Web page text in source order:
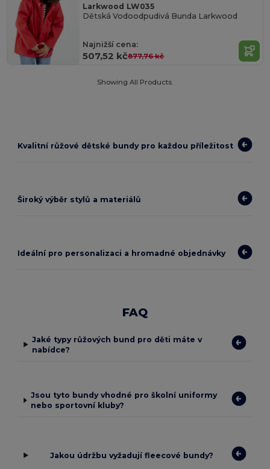
Larkwood LW035
Dětská Vodoodpudivá Bunda Larkwood
Najnižší cena:
507,52 kč877,76 kč
Showing All Products.
Kvalitní růžové dětské bundy pro každou příležitost
Široký výběr stylů a materiálů
Ideální pro personalizaci a hromadné objednávky
FAQ
Jaké typy růžových bund pro děti máte v
nabídce?
Jsou tyto bundy vhodné pro školní uniformy
nebo sportovní kluby?
Jakou údržbu vyžadují fleecové bundy?